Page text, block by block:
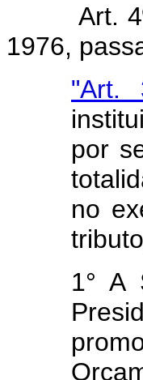
Art.
1976,
"Art.
por
no
1° A